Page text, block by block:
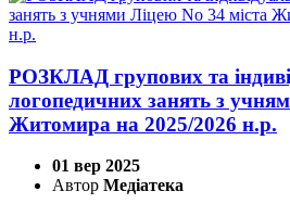
РОЗКЛАД групових та
логопедичних занять з
Житомира на 2025/2026 н.р.
01 вер 2025
Автор Медіатека